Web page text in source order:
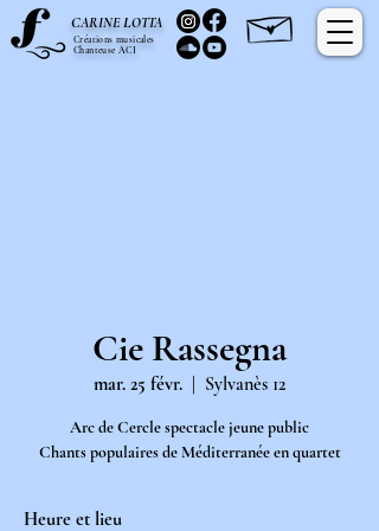
CARINE LOTTA
Chanteuse ACI
Créations musicales
Cie Rassegna
mar. 25 févr. Sylvanès 12
Arc de Cercle spectacle jeune public
Chants populaires de Méditerranée en quartet
Heure et lieu